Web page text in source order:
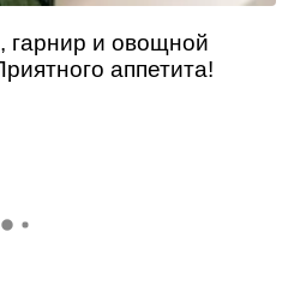
гарнир и овощной
аппетита!